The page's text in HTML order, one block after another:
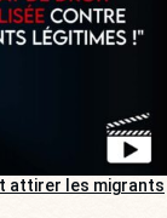
attirer les migrants